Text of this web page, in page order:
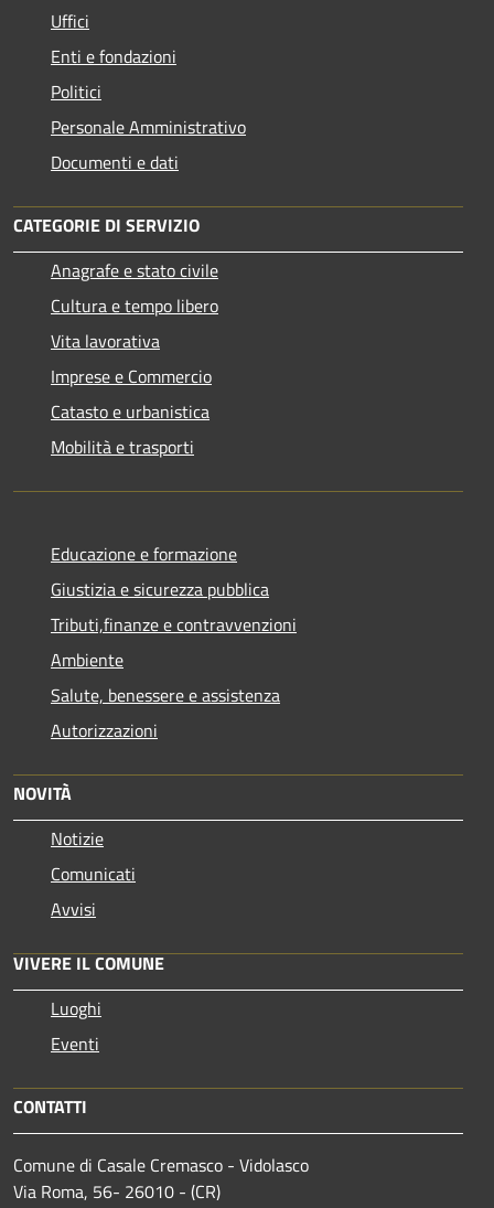
Uffici
Enti e fondazioni
Politici
Personale Amministrativo
Documenti e dati
CATEGORIE DI SERVIZIO
Anagrafe e stato civile
Cultura e tempo libero
Vita lavorativa
Imprese e Commercio
Catasto e urbanistica
Mobilità e trasporti
Educazione e formazione
Giustizia e sicurezza pubblica
Tributi,finanze e contravvenzioni
Ambiente
Salute, benessere e assistenza
Autorizzazioni
NOVITÀ
Notizie
Comunicati
Avvisi
VIVERE IL COMUNE
Luoghi
Eventi
CONTATTI
Comune di Casale Cremasco - Vidolasco
Via Roma, 56- 26010 - (CR)